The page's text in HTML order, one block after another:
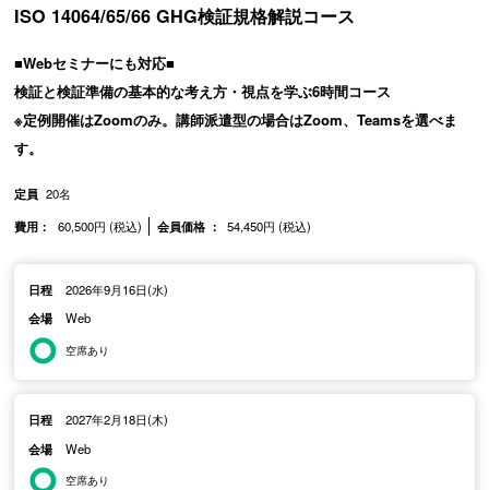
ISO 14064/65/66 GHG検証規格解説コース
■Webセミナーにも対応■
検証と検証準備の基本的な考え方・視点を学ぶ6時間コース
※定例開催はZoomのみ。講師派遣型の場合はZoom、Teamsを選べま
す。
定員 20名
費用：
60,500円 (税込) 会員価格 ： 54,450円 (税込)
日程
2026年9月16日(水)
会場
Web
空席あり
日程
2027年2月18日(木)
会場
Web
空席あり